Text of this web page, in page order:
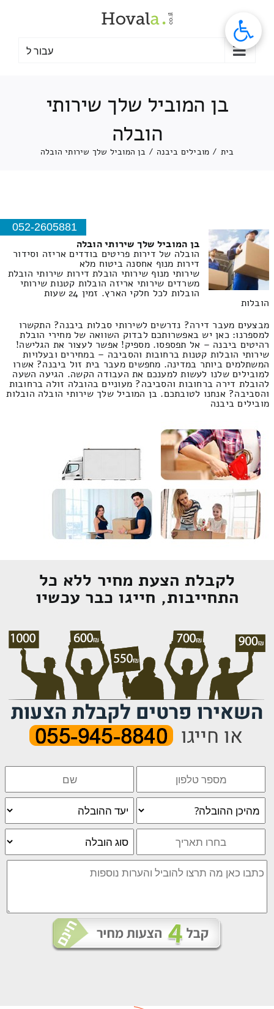
עבור ל
בן המוביל שלך שירותי
הובלה
בית / מובילים ביבנה / בן המוביל שלך שירותי הובלה
052-2605881
בן המוביל שלך שירותי הובלה
הובלה של דירות פריטים בודדים אריזה וסידור
דירות מנוף אחסנה ביטוח מלא
שירותי מנוף שירותי הובלת דירות שירותי הובלת
משרדים שירותי אריזה הובלות קטנות שירותי
הובלות לכל חלקי הארץ. זמין 24 שעות
הובלות
מבצעים מעבר דירה? נדרשים לשירותי סבלות ביבנה? התקשרו
למספרנו: כאן יש באפשרותכם לבדוק השוואה של מחירי הובלת
רהיטים ביבנה – אל תפספסו. מספיק! אפשר לעצור את הגלישה!
שירותי הובלות קטנות ברחובות והסביבה – במחירים ובעלויות
המשתלמים ביותר במדינה. מחפשים מעבר בית זול ביבנה? אשרו
למובילים שלנו לעשות למענכם את העבודה הקשה. הגיעה השעה
להובלת דירה ברחובות והסביבה? מעוניים בהובלה זולה ברחובות
והסביבה? אנחנו לטובתכם. בן המוביל שלך שירותי הובלה הובלות
מובילים ביבנה
לקבלת הצעת מחיר ללא כל
התחייבות, חייגו כבר עכשיו